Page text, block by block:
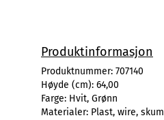
Produktinformasjon
Produktnummer: 707140
Høyde (cm): 64,00
Farge: Hvit, Grønn
Materialer: Plast, wire, skum